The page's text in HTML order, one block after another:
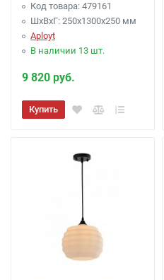
Код товара: 479161
ШхВхГ: 250x1300x250 мм
Aployt
В наличии 13 шт.
9 820 руб.
Купить